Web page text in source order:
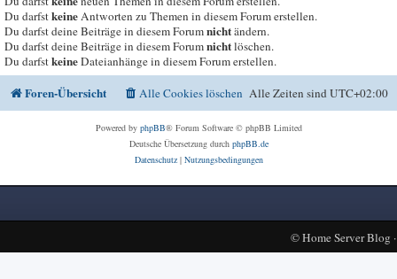
Du darfstkeineAntworten zu Themen in diesem Forum erstellen.
Du darfst deine Beiträge in diesem Forumnichtändern.
Du darfst deine Beiträge in diesem Forumnichtlöschen.
Du darfstkeineDateianhänge in diesem Forum erstellen.
Foren-Übersicht Alle Zeiten sindUTC+02:00
Alle Cookies löschen
Powered by phpBB® Forum Software © phpBB Limited
Deutsche Übersetzung durch phpBB.de
Datenschutz| Nutzungsbedingungen
©Home Server Blog